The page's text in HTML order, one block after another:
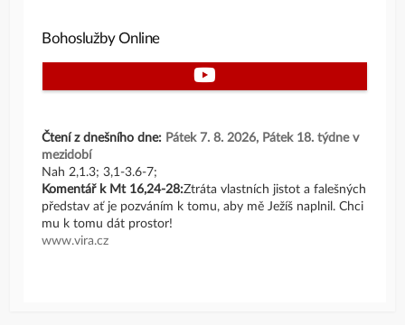
Bohoslužby Online
Čtení z dnešního dne: Pátek 7. 8. 2026, Pátek 18. týdne v
mezidobí
Nah 2,1.3; 3,1-3.6-7;
Komentář k Mt 16,24-28:Ztráta vlastních jistot a falešných
představ ať je pozváním k tomu, aby mě Ježíš naplnil. Chci
mu k tomu dát prostor!
www.vira.cz